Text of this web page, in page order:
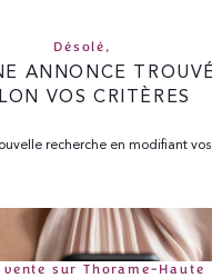
Désolé,
ANNONCE
VOS CRITÈRES
recherche en modifiant
vente sur Thorame-Haute